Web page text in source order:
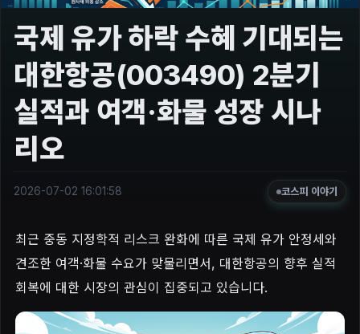
국제 유가 하락 수혜 기대되는
대한항공(003490) 2분기
실적과 여객·화물 성장 시나
리오
2026-07-02 16:01:58 코스피 이야기
최근 중동 지정학적 리스크 완화에 따른 국제 유가 안정세와
견조한 여객·화물 수요가 맞물리면서, 대한항공의 향후 실적
회복에 대한 시장의 관심이 집중되고 있습니다.